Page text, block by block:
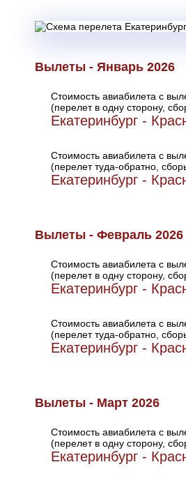
Вылеты - Январь 2026
Стоимость авиабилета с
(перелет в одну сторону,
Екатеринбург -
Стоимость авиабилета с
(перелет туда-обратно,
Екатеринбург -
Вылеты - Февраль 2026
Стоимость авиабилета с
(перелет в одну сторону,
Екатеринбург -
Стоимость авиабилета с
(перелет туда-обратно,
Екатеринбург -
Вылеты - Март 2026
Стоимость авиабилета с
(перелет в одну сторону,
Екатеринбург -